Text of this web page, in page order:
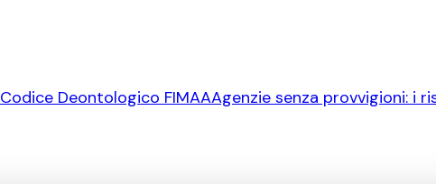
Codice Deontologico FIMAAAgenzie senza provvigioni: i